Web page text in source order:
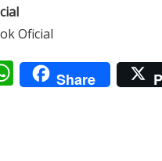
Oficial
WhatsApp
Share